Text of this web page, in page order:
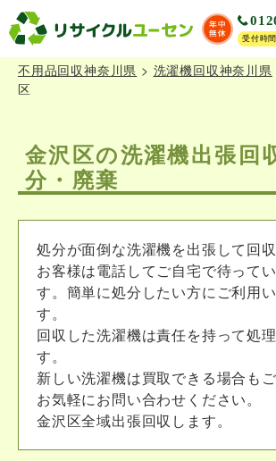
受付時間
不用品回収神奈川県 > 洗濯機回収神奈川県
区
金沢区の洗濯機出張回
分・廃棄
処分が面倒な洗濯機を出張して回収
お客様は電話してご自宅で待って
す。簡単に処分したい方にご利用
す。
回収した洗濯機は責任を持って処
す。
新しい洗濯機は買取できる場合もご
お気軽にお問い合わせください。
金沢区全域出張回収します。